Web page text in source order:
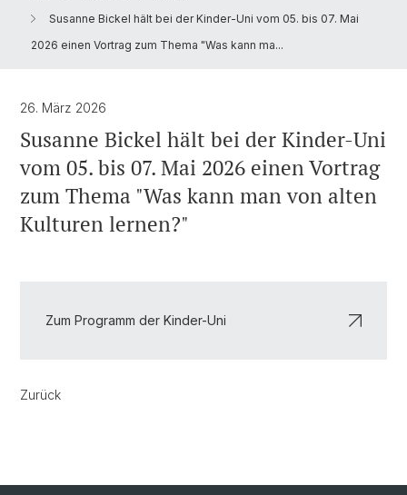
Susanne Bickel hält bei der Kinder-Uni vom 05. bis 07. Mai
2026 einen Vortrag zum Thema "Was kann ma...
26. März 2026
Susanne Bickel hält bei der Kinder-Uni
vom 05. bis 07. Mai 2026 einen Vortrag
zum Thema "Was kann man von alten
Kulturen lernen?"
Zum Programm der Kinder-Uni
Zurück